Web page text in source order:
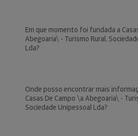
Em que momento foi fundada a
Abegoaria\ - Turismo Rural,
Lda?
Onde posso encontrar mais
Casas De Campo \a Abegoaria\ -
Sociedade Unipessoal Lda?